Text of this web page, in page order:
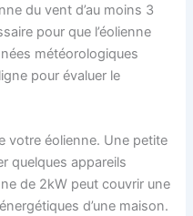
du vent d’au moins 3
pour que l’éolienne
météorologiques
pour évaluer le
votre éolienne. Une petite
quelques appareils
de 2kW peut couvrir une
d’une maison.